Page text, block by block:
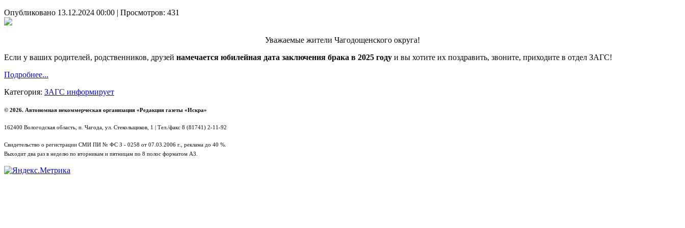
Опубликовано 13.12.2024 00:00 | Просмотров: 431
Уважаемые жители Чагодощенского округа!
Если у ваших родителей, родственников, друзей намечается юбилейная дата заключения брака в 2025 году и вы хотите их поздравить, звоните, приходите в отдел ЗАГС!
Подробнее...
Категория: ЗАГС информирует
© 2026. Автономная некоммерческая организация «Редакция газеты «Искра»
162400 Вологодская область, п. Чагода, ул. Стекольщиков, 1 | Тел./факс 8 (81741) 2-11-92
Свидетельство о регистрации СМИ ПИ № ФС З - 0258 от 07.03.2006 г., реклама до 40 %.
Выходит два раз в неделю по вторникам и пятницам по 8 полос форматом А3.